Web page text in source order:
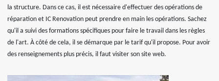
la structure. Dans ce cas, il est nécessaire d'effectuer des opérations de
réparation et IC Renovation peut prendre en main les opérations. Sachez
qu'il a suivi des formations spécifiques pour faire le travail dans les règles
de l'art. À côté de cela, il se démarque par le tarif qu'il propose. Pour avoir
des renseignements plus précis, il faut visiter son site web.